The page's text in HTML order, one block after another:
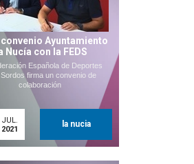
convenio Ayuntamiento
Nucía con la FEDS
Española de Deportes
firma un convenio de
colaboración
JUL.
2021
la nucia